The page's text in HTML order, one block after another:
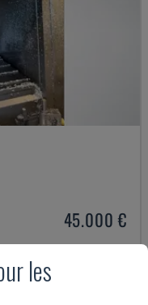
45.000 €
les